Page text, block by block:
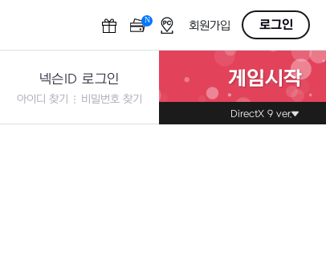
N OFF회원가입 로그인
넥슨ID 로그인
아이디 찾기 비밀번호 찾기
게임시작
DirectX 9 ver.